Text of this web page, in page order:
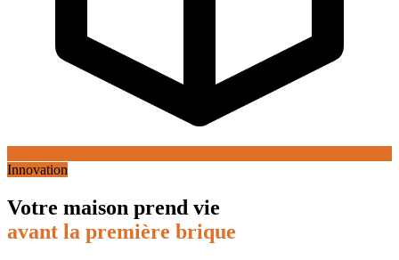
Innovation
Votre maison prend vie
avant la première brique